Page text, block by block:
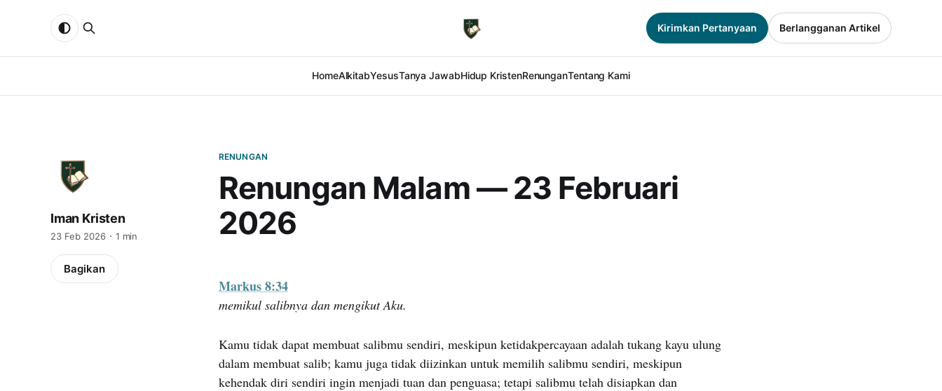
HomeAlkitabYesusTanya JawabHidup KristenRenunganTentang Kami
Kirimkan Pertanyaan Berlangganan Artikel
RENUNGAN
Renungan Malam — 23 Februari
2026
Iman Kristen
23 Feb 2026 1 min
Bagikan
Markus 8:34
memikul salibnya dan mengikut Aku.
Kamu tidak dapat membuat salibmu sendiri, meskipun ketidakpercayaan adalah tukang kayu ulung
dalam membuat salib; kamu juga tidak diizinkan untuk memilih salibmu sendiri, meskipun
kehendak diri sendiri ingin menjadi tuan dan penguasa; tetapi salibmu telah disiapkan dan